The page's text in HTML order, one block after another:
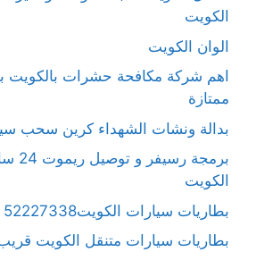
الكويت
الوان الكويت
اهم شركة مكافحة حشرات بالكويت
ممتازة
بدالة ونشات الشهداء كرين سحب
الكويت
بطاريات سيارات الكويت52227338
بطاريات سيارات متنقل الكويت